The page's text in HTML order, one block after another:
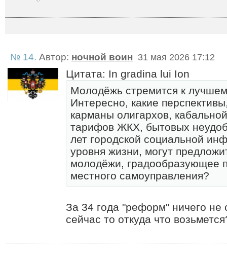
№ 14. Автор: ночной воин 31 мая 2026 17:12
Цитата: In gradina lui Ion
Молодёжь стремится к
Интересно, какие
карманы олигархов,
тарифов ЖКХ, бытовых
лет городской социальной
уровня жизни, могут
молодёжи, градообразующее
местного самоуправления?
За 34 года "реформ" ничего не
сейчас то откуда что